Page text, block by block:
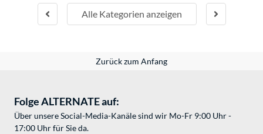
Alle Kategorien anzeigen
Zurück zum Anfang
Folge ALTERNATE auf:
Über unsere Social-Media-Kanäle sind wir Mo-Fr 9:00 Uhr -
17:00 Uhr für Sie da.